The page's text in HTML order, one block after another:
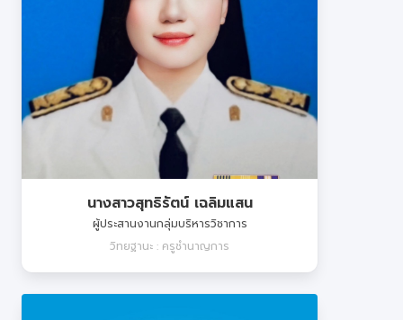
นางสาวสุทธิรัตน์ เฉลิมแสน
ผู้ประสานงานกลุ่มบริหารวิชาการ
วิทยฐานะ : ครูชำนาญการ